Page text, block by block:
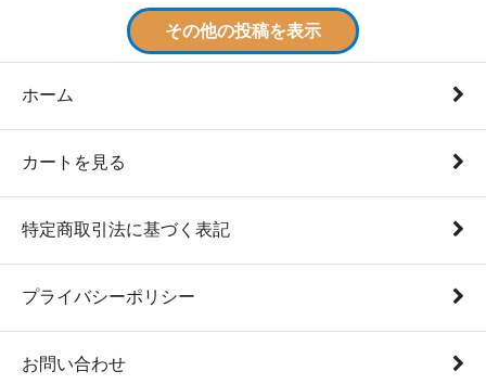
ホーム
カートを見る
特定商取引法に基づく表記
プライバシーポリシー
お問い合わせ